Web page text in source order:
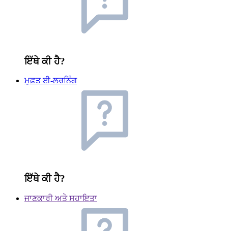
ਇੱਥੇ ਕੀ ਹੈ?
ਮੁਫ਼ਤ ਈ-ਲਰਨਿੰਗ
ਇੱਥੇ ਕੀ ਹੈ?
ਜਾਣਕਾਰੀ ਅਤੇ ਸਹਾਇਤਾ